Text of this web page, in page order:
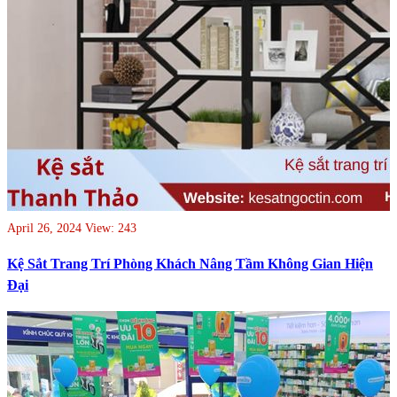
April 26, 2024 View: 243
Kệ Sắt Trang Trí Phòng Khách Nâng Tầm Không Gian Hiện
Đại